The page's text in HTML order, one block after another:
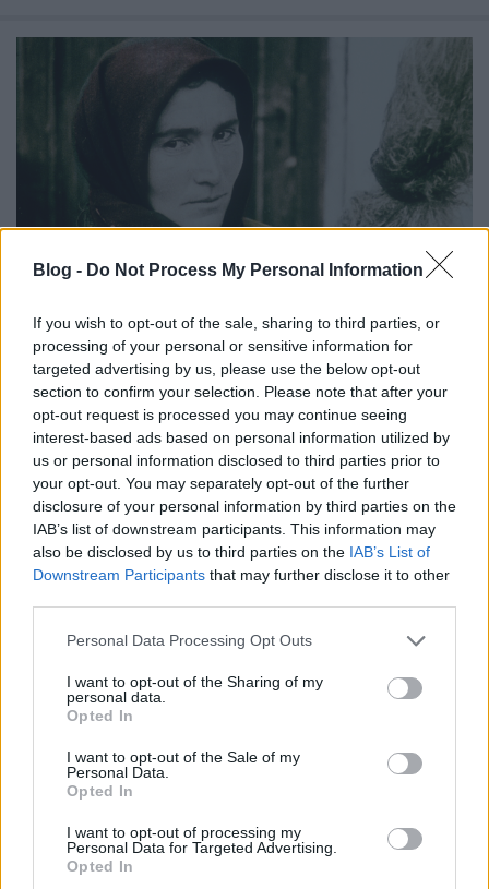
Blog - Do Not Process My Personal Information
If you wish to opt-out of the sale, sharing to third parties, or
processing of your personal or sensitive information for
targeted advertising by us, please use the below opt-out
section to confirm your selection. Please note that after your
opt-out request is processed you may continue seeing
interest-based ads based on personal information utilized by
us or personal information disclosed to third parties prior to
your opt-out. You may separately opt-out of the further
disclosure of your personal information by third parties on the
IAB’s list of downstream participants. This information may
also be disclosed by us to third parties on the IAB’s List of
Downstream Participants that may further disclose it to other
Please note that this website/app uses one or more Google
not limited to your visit or usage behaviour. You may click to
grant or deny consent to Google and its third-party tags to
use your data for below specified purposes in below Google
consent section.
Personal Data Processing Opt Outs
I want to opt-out of the Sharing of my
personal data.
Opted In
I want to opt-out of the Sale of my
Personal Data.
Opted In
I want to opt-out of processing my
Personal Data for Targeted Advertising.
Opted In
Sosem látott színes képsorokon a
húszas évek Magyarországa
filmvilág•2019. szeptember 24.
Egyórányi ismeretlen filmanyag került elő a húszas
évek Magyarországáról. Csaknem 100 éve francia
operatőrök járták a magyar falvakat és városokat,
hogy megörökítsék az ott élők mindennapi életét. A